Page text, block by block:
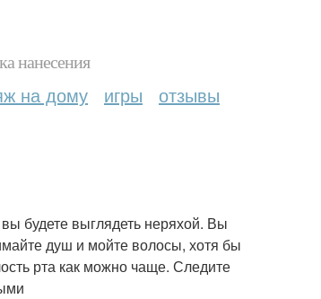
нанесения
на дому игры отзывы
будете выглядеть неряхой. Вы
душ и мойте волосы, хотя бы
рта как можно чаще. Следите